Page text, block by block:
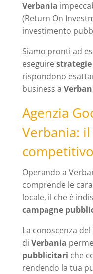
Verbania
(Return On
investimento
Siamo pronti ad
eseguire
rispondono
business a
Agenzia
Verbania:
competitivo
Operando a
comprende le
locale, il che è
campagne
La conoscenza
di Verbania
pubblicitari che
rendendo la tua